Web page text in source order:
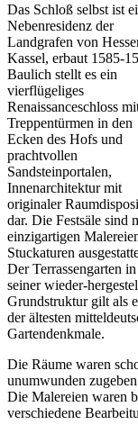
Das Schloß selbst ist
Nebenresidenz der
Landgrafen von
Kassel, erbaut 1585-
Baulich stellt es ein
vierflügeliges
Renaissanceschloss
Treppentürmen in den
Ecken des Hofs und
prachtvollen
Sandsteinportalen,
Innenarchitektur mit
originaler
dar. Die Festsäle sind
einzigartigen
Stuckaturen
Der Terrassengarten in
seiner wieder-
Grundstruktur gilt als
der ältesten
Gartendenkmale.
Die Räume waren
unumwunden
Die Malereien waren
verschiedene